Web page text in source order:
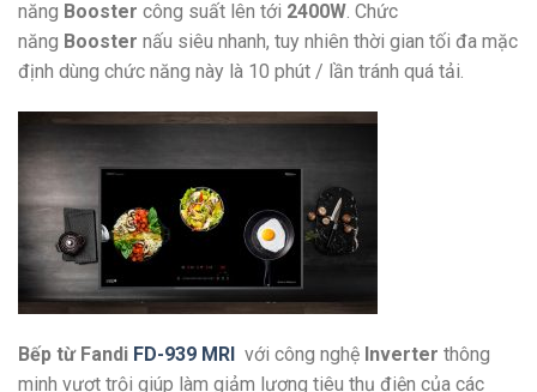
năng Booster công suất lên tới 2400W. Chức
năng Booster nấu siêu nhanh, tuy nhiên thời gian tối đa mặc
định dùng chức năng này là 10 phút / lần tránh quá tải.
Bếp từ Fandi FD-939 MRI với công nghệ Inverter thông
minh vượt trội giúp làm giảm lượng tiêu thụ điện của các